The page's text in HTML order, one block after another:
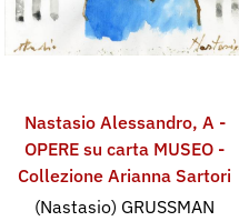
Nastasio Alessandro, A -
OPERE su carta MUSEO -
Collezione Arianna Sartori
(Nastasio) GRUSSMAN